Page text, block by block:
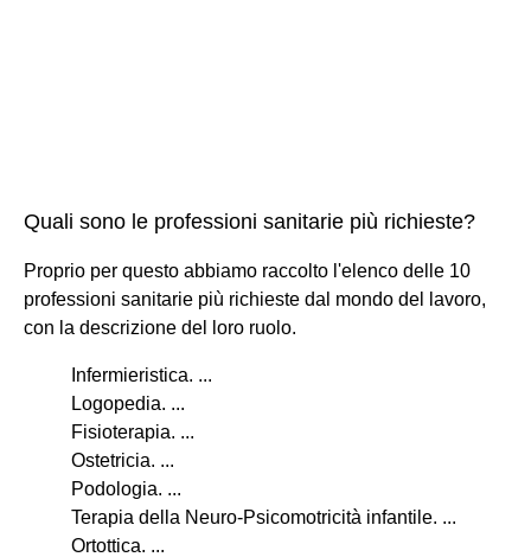
Quali sono le professioni sanitarie più richieste?
Proprio per questo abbiamo raccolto l'elenco delle 10
professioni sanitarie più richieste dal mondo del lavoro,
con la descrizione del loro ruolo.
Infermieristica. ...
Logopedia. ...
Fisioterapia. ...
Ostetricia. ...
Podologia. ...
Terapia della Neuro-Psicomotricità infantile. ...
Ortottica. ...